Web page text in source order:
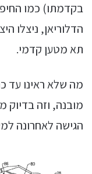
הדלוריאן, ניצלו
תא מטען קדמי.
מה שלא ראינו עד
מובנה, וזה בדיוק
הגישה לאחרונה